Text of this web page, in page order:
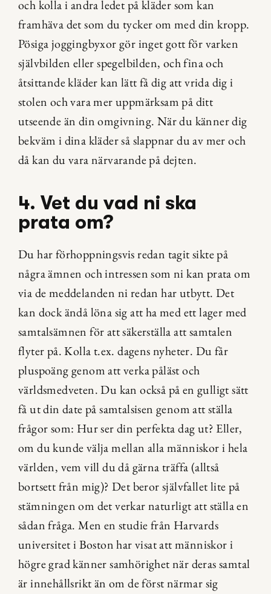
och kolla i andra ledet på kläder som kan
framhäva det som du tycker om med din kropp.
Pösiga joggingbyxor gör inget gott för varken
självbilden eller spegelbilden, och fina och
åtsittande kläder kan lätt få dig att vrida dig i
stolen och vara mer uppmärksam på ditt
utseende än din omgivning. När du känner dig
bekväm i dina kläder så slappnar du av mer och
då kan du vara närvarande på dejten.
4. Vet du vad ni ska
prata om?
Du har förhoppningsvis redan tagit sikte på
några ämnen och intressen som ni kan prata om
via de meddelanden ni redan har utbytt. Det
kan dock ändå löna sig att ha med ett lager med
samtalsämnen för att säkerställa att samtalen
flyter på. Kolla t.ex. dagens nyheter. Du får
pluspoäng genom att verka påläst och
världsmedveten. Du kan också på en gulligt sätt
få ut din date på samtalsisen genom att ställa
frågor som: Hur ser din perfekta dag ut? Eller,
om du kunde välja mellan alla människor i hela
världen, vem vill du då gärna träffa (alltså
bortsett från mig)? Det beror självfallet lite på
stämningen om det verkar naturligt att ställa en
sådan fråga. Men en studie från Harvards
universitet i Boston har visat att människor i
högre grad känner samhörighet när deras samtal
är innehållsrikt än om de först närmar sig